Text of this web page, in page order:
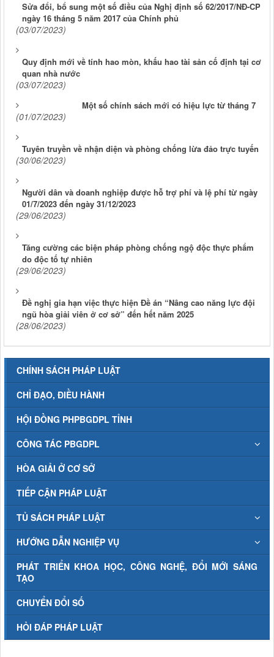
Sửa đổi, bổ sung một số điều của Nghị định số 62/2017/NĐ-CP
ngày 16 tháng 5 năm 2017 của Chính phủ
(03/07/2023)
Quy định mới về tính hao mòn, khấu hao tài sản cố định tại cơ
quan nhà nước
(03/07/2023)
Một số chính sách mới có hiệu lực từ tháng 7
(01/07/2023)
Tuyên truyền về nhận diện và phòng chống lừa đảo trực tuyến
(30/06/2023)
Người dân và doanh nghiệp được hỗ trợ phí và lệ phí từ ngày
01/7/2023 đến ngày 31/12/2023
(29/06/2023)
Tăng cường các biện pháp phòng chống ngộ độc thực phẩm
do độc tố tự nhiên
(29/06/2023)
Đề nghị gia hạn việc thực hiện Đề án “Nâng cao năng lực đội
ngũ hòa giải viên ở cơ sở” đến hết năm 2025
(28/06/2023)
CHÍNH SÁCH PHÁP LUẬT
CHỈ ĐẠO, ĐIỀU HÀNH
HỘI ĐỒNG PHPBGDPL TỈNH
CÔNG TÁC PBGDPL
HÒA GIẢI Ở CƠ SỞ
TIẾP CẬN PHÁP LUẬT
TỦ SÁCH PHÁP LUẬT
HƯỚNG DẪN NGHIỆP VỤ
PHÁT TRIỂN KHOA HỌC, CÔNG NGHỆ, ĐỔI MỚI SÁNG
TẠO
CHUYỂN ĐỔI SỐ
HỎI ĐÁP PHÁP LUẬT